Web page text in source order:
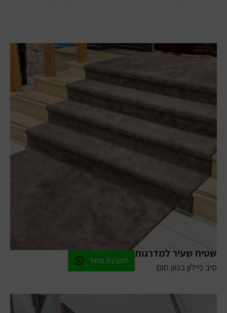
שטיח שעיר למדרגות
סיב ניילון בגוון חום
להצעת מחיר